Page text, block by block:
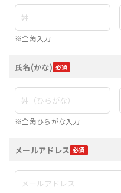
※全角入力
氏名(かな)
※全角ひらがな入力
メールアドレス